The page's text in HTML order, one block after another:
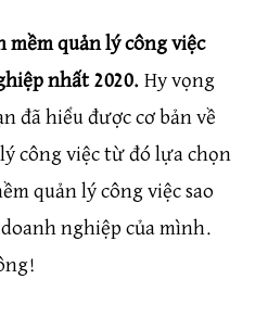
mềm quản lý công việc
nhất 2020. Hy vọng
đã hiểu được cơ bản về
công việc từ đó lựa chọn
quản lý công việc sao
nghiệp của mình.